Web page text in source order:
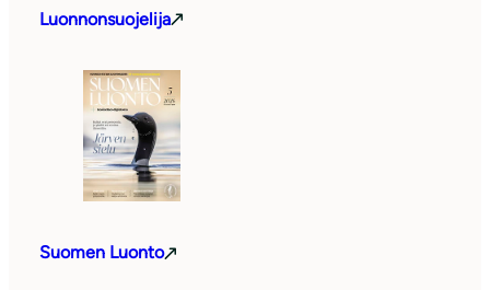
Luonnonsuojelija
Suomen Luonto